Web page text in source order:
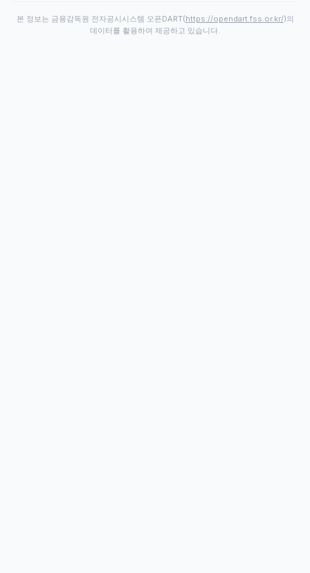
본 정보는 금융감독원 전자공시시스템 오픈DART(https://opendart.fss.or.kr/)의
데이터를 활용하여 제공하고 있습니다.